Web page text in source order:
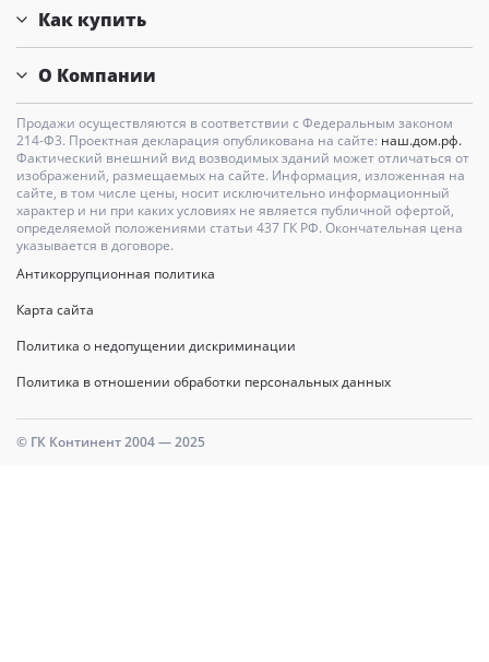
Как купить
О Компании
Продажи осуществляются в соответствии с Федеральным законом
214-Ф3. Проектная декларация опубликована на сайте: наш.дом.рф.
Фактический внешний вид возводимых зданий может отличаться от
изображений, размещаемых на сайте. Информация, изложенная на
сайте, в том числе цены, носит исключительно информационный
характер и ни при каких условиях не является публичной офертой,
определяемой положениями статьи 437 ГК РФ. Окончательная цена
указывается в договоре.
Антикоррупционная политика
Карта сайта
Политика о недопущении дискриминации
Политика в отношении обработки персональных данных
© ГК Континент 2004 — 2025